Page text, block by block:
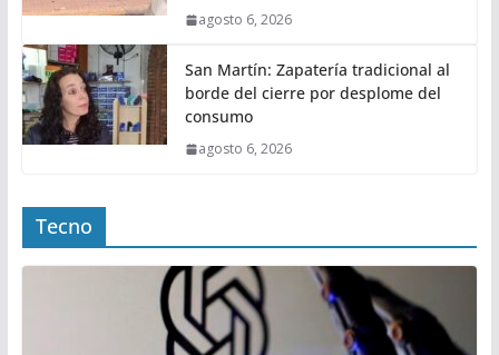
agosto 6, 2026
San Martín: Zapatería tradicional al
borde del cierre por desplome del
consumo
agosto 6, 2026
Tecno